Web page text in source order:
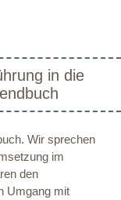
in die
Wir sprechen
im
den
Umgang mit